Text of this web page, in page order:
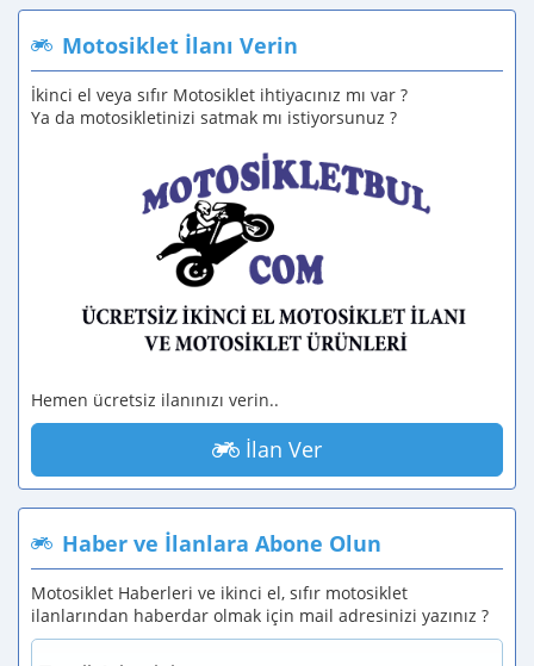
Motosiklet İlanı Verin
İkinci el veya sıfır Motosiklet ihtiyacınız mı var ?
Ya da motosikletinizi satmak mı istiyorsunuz ?
Hemen ücretsiz ilanınızı verin..
İlan Ver
Haber ve İlanlara Abone Olun
Motosiklet Haberleri ve ikinci el, sıfır motosiklet
ilanlarından haberdar olmak için mail adresinizi yazınız ?